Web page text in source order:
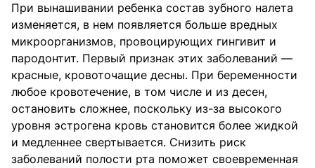
При вынашивании ребенка состав зубного налета
изменяется, в нем появляется больше вредных
микроорганизмов, провоцирующих гингивит и
пародонтит. Первый признак этих заболеваний —
красные, кровоточащие десны. При беременности
любое кровотечение, в том числе и из десен,
остановить сложнее, поскольку из-за высокого
уровня эстрогена кровь становится более жидкой
и медленнее свертывается. Снизить риск
заболеваний полости рта поможет своевременная